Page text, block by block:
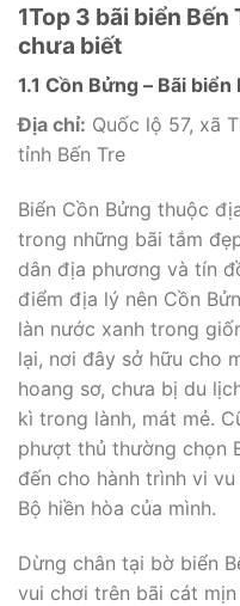
1Top 3 bãi biển
chưa biết
1.1 Cồn Bửng – Bãi
Địa chỉ: Quốc lộ 57, xã
tỉnh Bến Tre
Biển Cồn Bửng thuộc
trong những bãi tắm
dân địa phương và tín
điểm địa lý nên Cồn
làn nước xanh trong
lại, nơi đây sở hữu cho
hoang sơ, chưa bị du
kì trong lành, mát mẻ.
phượt thủ thường chọn
đến cho hành trình vi
Bộ hiền hòa của mình.
Dừng chân tại bờ biển
vui chơi trên bãi cát